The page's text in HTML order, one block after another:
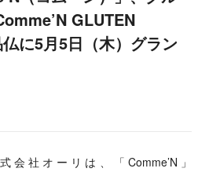
GLUTEN
に5月5日（木）グラン
社オーリは、「Comme’N」